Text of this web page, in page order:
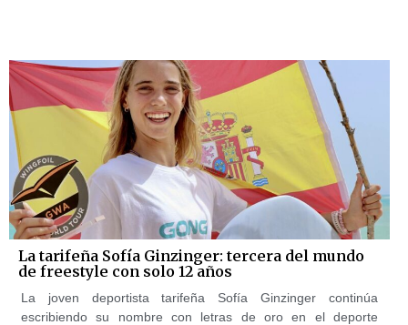
La tarifeña Sofía Ginzinger: tercera del mundo
de freestyle con solo 12 años
La joven deportista tarifeña Sofía Ginzinger continúa
escribiendo su nombre con letras de oro en el deporte